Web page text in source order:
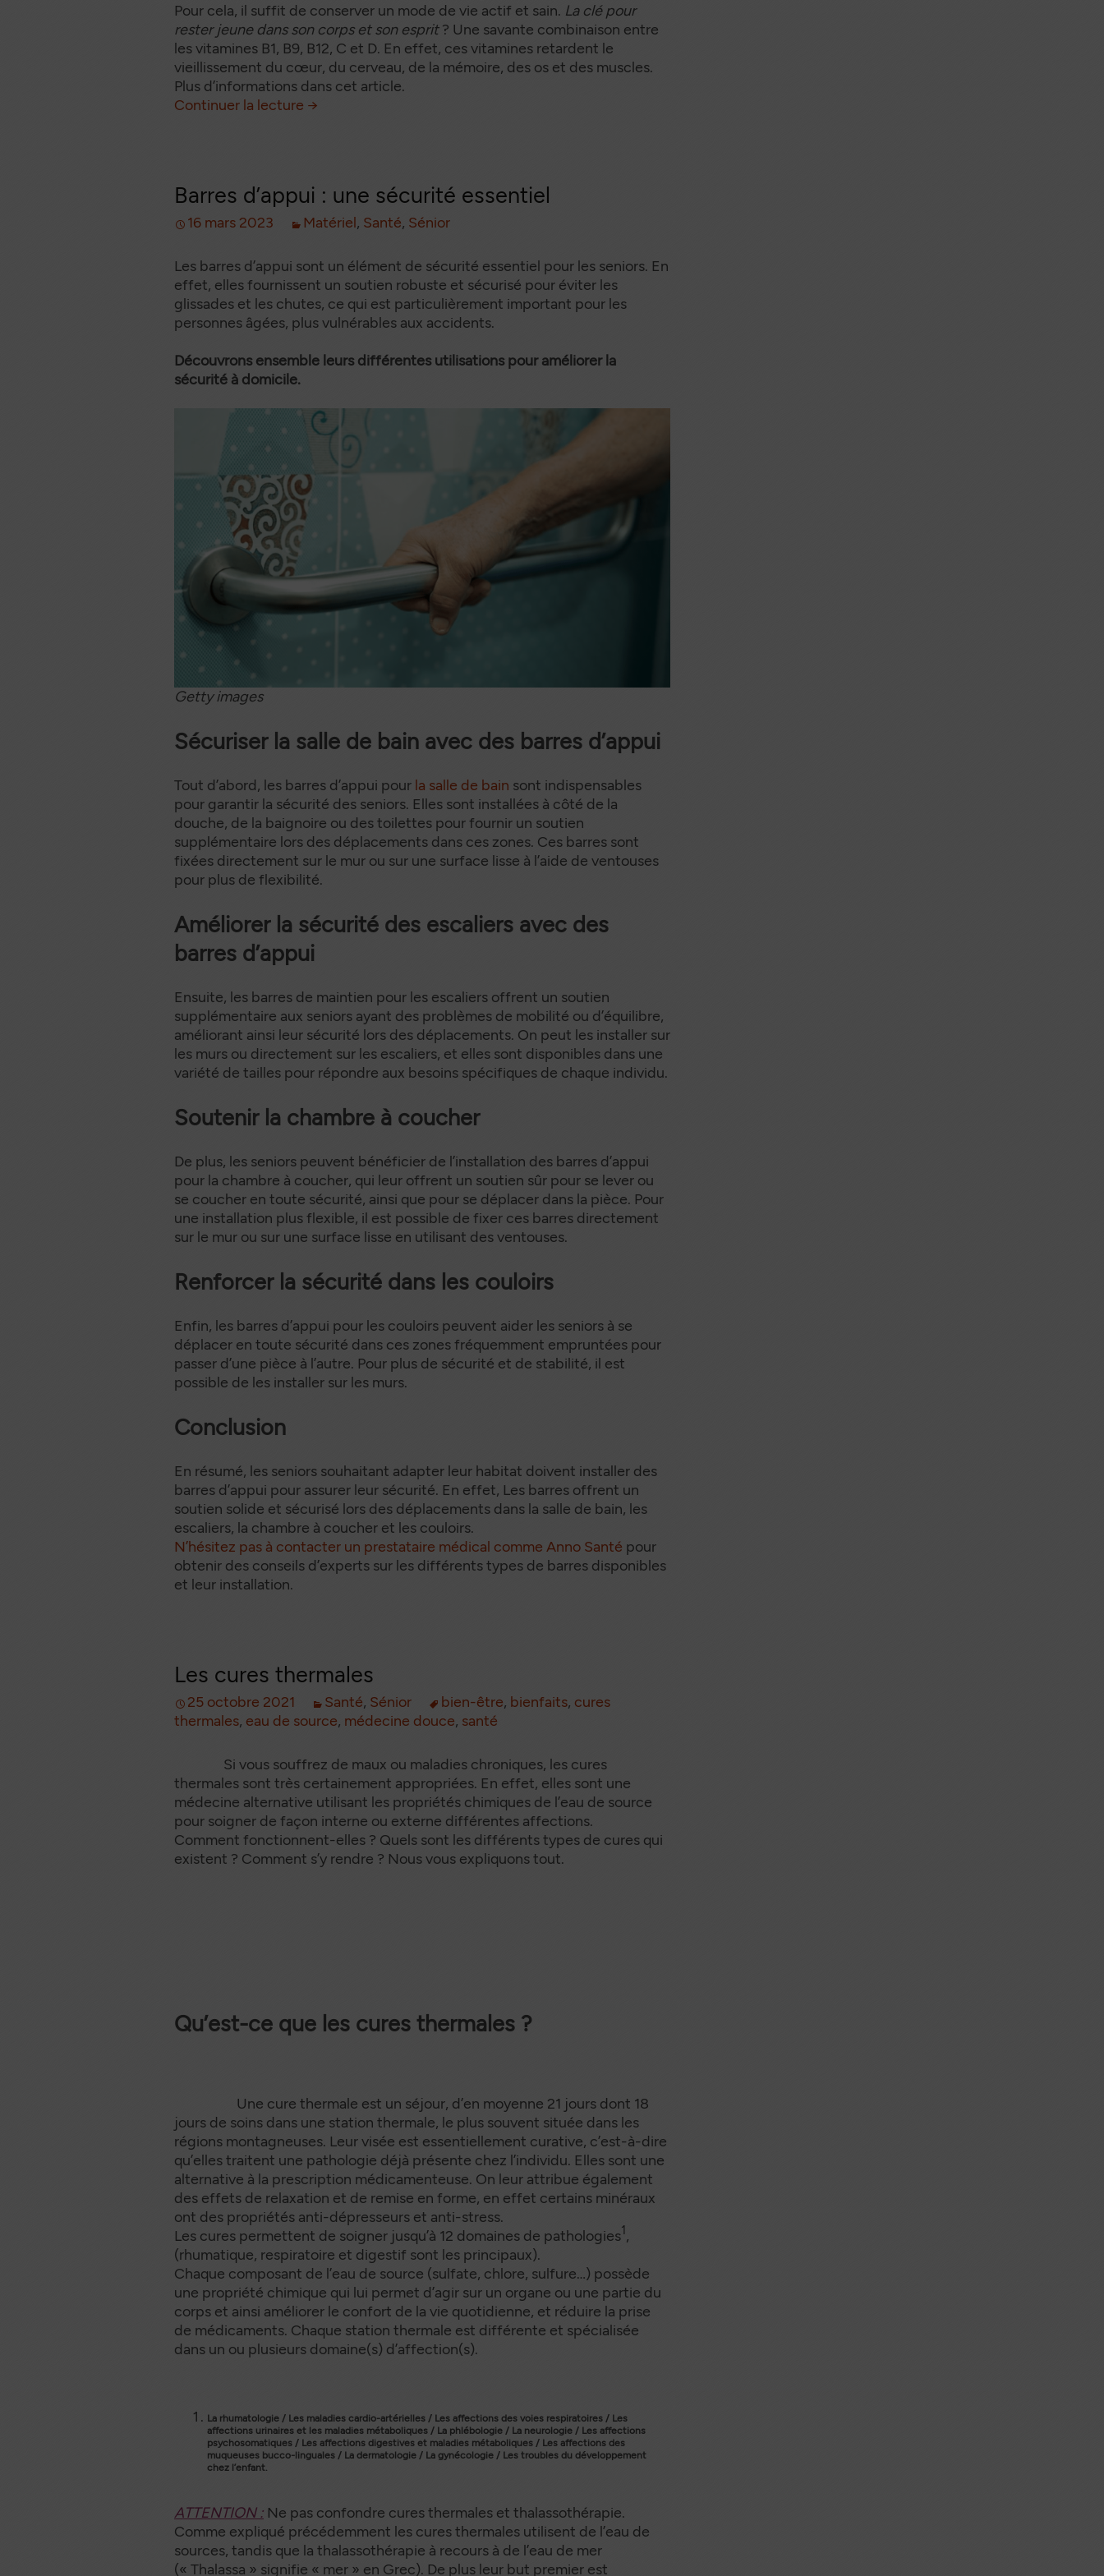
Documentation
séniors
Pour cela, il suffit de conserver un mode de vie actif et sain. La clé pour
rester jeune dans son corps et son esprit? Une savante combinaison entre
les vitamines B1, B9, B12, C et D. En effet, ces vitamines retardent le
vieillissement du cœur, du cerveau, de la mémoire, des os et des muscles.
Plus d’informations dans cet article.
Continuer la lecture de
→
Barres d’appui : une sécurité essentiel
16 mars 2023 Matériel, Santé, Sénior
Les barres d’appui sont un élément de sécurité essentiel pour les seniors. En
effet, elles fournissent un soutien robuste et sécurisé pour éviter les
glissades et les chutes, ce qui est particulièrement important pour les
personnes âgées, plus vulnérables aux accidents.
Découvrons ensemble leurs différentes utilisations pour améliorer la
sécurité à domicile.
Getty images
Sécuriser la salle de bain avec des barres d’appui
Tout d’abord, les barres d’appui pour la salle de bain sont indispensables
pour garantir la sécurité des seniors. Elles sont installées à côté de la
douche, de la baignoire ou des toilettes pour fournir un soutien
supplémentaire lors des déplacements dans ces zones. Ces barres sont
fixées directement sur le mur ou sur une surface lisse à l’aide de ventouses
pour plus de flexibilité.
Améliorer la sécurité des escaliers avec des
barres d’appui
Ensuite, les barres de maintien pour les escaliers offrent un soutien
supplémentaire aux seniors ayant des problèmes de mobilité ou d’équilibre,
améliorant ainsi leur sécurité lors des déplacements. On peut les installer sur
les murs ou directement sur les escaliers, et elles sont disponibles dans une
variété de tailles pour répondre aux besoins spécifiques de chaque individu.
Soutenir la chambre à coucher
De plus, les seniors peuvent bénéficier de l’installation des barres d’appui
pour la chambre à coucher, qui leur offrent un soutien sûr pour se lever ou
se coucher en toute sécurité, ainsi que pour se déplacer dans la pièce. Pour
une installation plus flexible, il est possible de fixer ces barres directement
sur le mur ou sur une surface lisse en utilisant des ventouses.
Renforcer la sécurité dans les couloirs
Enfin, les barres d’appui pour les couloirs peuvent aider les seniors à se
déplacer en toute sécurité dans ces zones fréquemment empruntées pour
passer d’une pièce à l’autre. Pour plus de sécurité et de stabilité, il est
possible de les installer sur les murs.
Conclusion
En résumé, les seniors souhaitant adapter leur habitat doivent installer des
barres d’appui pour assurer leur sécurité. En effet, Les barres offrent un
soutien solide et sécurisé lors des déplacements dans la salle de bain, les
escaliers, la chambre à coucher et les couloirs.
N’hésitez pas à contacter un prestataire médical comme Anno Santé pour
obtenir des conseils d’experts sur les différents types de barres disponibles
et leur installation.
Les cures thermales
25 octobre 2021 Santé, Sénior bien-être, bienfaits, cures
thermales, eau de source, médecine douce, santé
Si vous souffrez de maux ou maladies chroniques, les cures
thermales sont très certainement appropriées. En effet, elles sont une
médecine alternative utilisant les propriétés chimiques de l’eau de source
pour soigner de façon interne ou externe différentes affections.
Comment fonctionnent-elles ? Quels sont les différents types de cures qui
existent ? Comment s’y rendre ? Nous vous expliquons tout.
Qu’est-ce que les cures thermales ?
Une cure thermale est un séjour, d’en moyenne 21 jours dont 18
jours de soins dans une station thermale, le plus souvent située dans les
régions montagneuses. Leur visée est essentiellement curative, c’est-à-dire
qu’elles traitent une pathologie déjà présente chez l’individu. Elles sont une
alternative à la prescription médicamenteuse. On leur attribue également
des effets de relaxation et de remise en forme, en effet certains minéraux
ont des propriétés anti-dépresseurs et anti-stress.
Les cures permettent de soigner jusqu’à 12 domaines de pathologies1 ,
(rhumatique, respiratoire et digestif sont les principaux).
Chaque composant de l’eau de source (sulfate, chlore, sulfure…) possède
une propriété chimique qui lui permet d’agir sur un organe ou une partie du
corps et ainsi améliorer le confort de la vie quotidienne, et réduire la prise
de médicaments. Chaque station thermale est différente et spécialisée
dans un ou plusieurs domaine(s) d’affection(s).
La rhumatologie / Les maladies cardio-artérielles / Les affections des voies respiratoires / Les
affections urinaires et les maladies métaboliques / La phlébologie / La neurologie / Les affections
psychosomatiques / Les affections digestives et maladies métaboliques / Les affections des
muqueuses bucco-linguales / La dermatologie / La gynécologie / Les troubles du développement
chez l’enfant.
ATTENTION : Ne pas confondre cures thermales et thalassothérapie.
Comme expliqué précédemment les cures thermales utilisent de l’eau de
sources, tandis que la thalassothérapie à recours à de l’eau de mer
(« Thalassa » signifie « mer » en Grec). De plus leur but premier est